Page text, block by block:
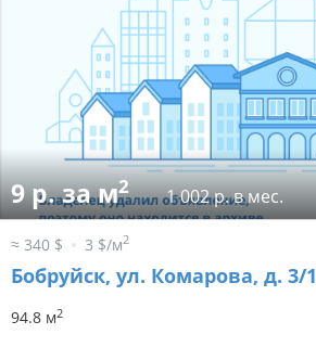
9 р. за м2 1 002 р. в мес.
≈ 340 $ 3 $/м2
Бобруйск, ул. Комарова, д. 3/1
94.8 м2